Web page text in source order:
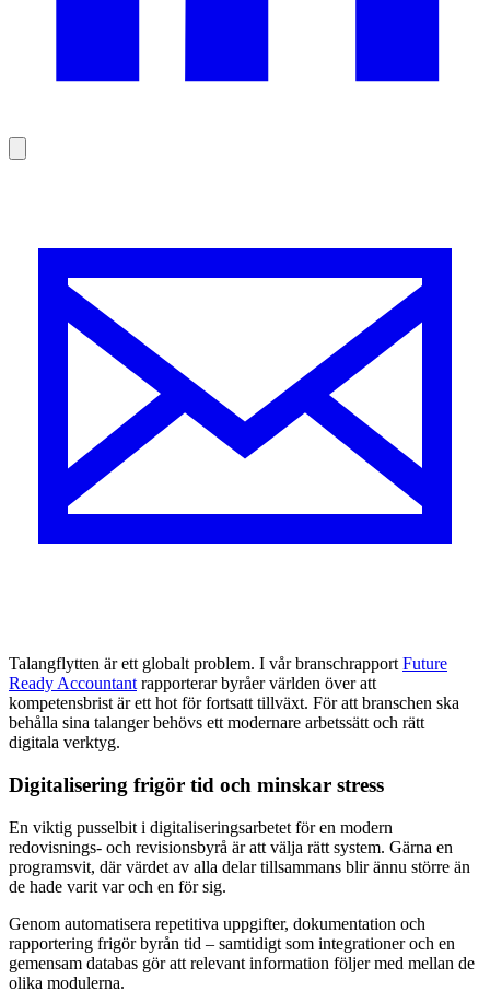
Talangflytten är ett globalt problem. I vår branschrapport Future
Ready Accountant rapporterar byråer världen över att
kompetensbrist är ett hot för fortsatt tillväxt. För att branschen ska
behålla sina talanger behövs ett modernare arbetssätt och rätt
digitala verktyg.
Digitalisering frigör tid och minskar stress
En viktig pusselbit i digitaliseringsarbetet för en modern
redovisnings- och revisionsbyrå är att välja rätt system. Gärna en
programsvit, där värdet av alla delar tillsammans blir ännu större än
de hade varit var och en för sig.
Genom automatisera repetitiva uppgifter, dokumentation och
rapportering frigör byrån tid – samtidigt som integrationer och en
gemensam databas gör att relevant information följer med mellan de
olika modulerna.